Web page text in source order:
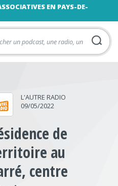
EN PAYS-DE-
L'AUTRE RADIO
09/05/2022
de
au
centre